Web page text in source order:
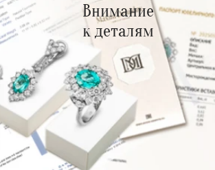
Внимание
к деталям